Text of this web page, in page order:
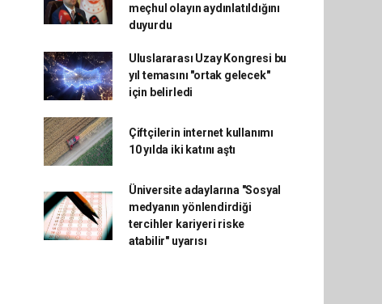
meçhul olayın aydınlatıldığını
duyurdu
Uluslararası Uzay Kongresi bu
yıl temasını "ortak gelecek"
için belirledi
Çiftçilerin internet kullanımı
10 yılda iki katını aştı
Üniversite adaylarına "Sosyal
medyanın yönlendirdiği
tercihler kariyeri riske
atabilir" uyarısı